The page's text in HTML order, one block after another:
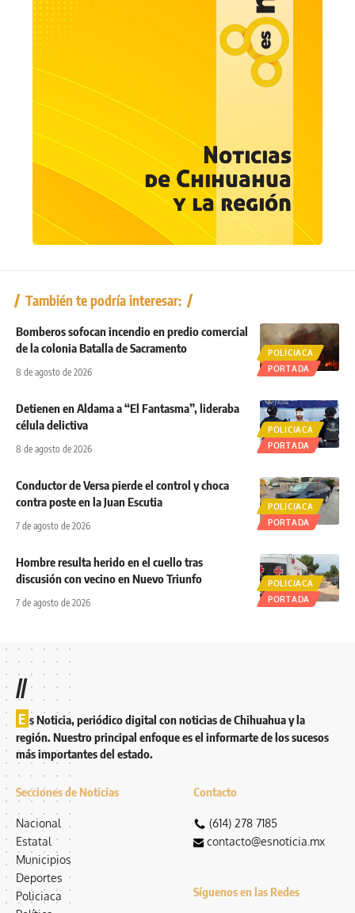
También te podría interesar:
POLICIACA
PORTADA
Bomberos sofocan incendio en predio comercial
de la colonia Batalla de Sacramento
8 de agosto de 2026
POLICIACA
PORTADA
Detienen en Aldama a “El Fantasma”, lideraba
célula delictiva
8 de agosto de 2026
POLICIACA
PORTADA
Conductor de Versa pierde el control y choca
contra poste en la Juan Escutia
7 de agosto de 2026
POLICIACA
PORTADA
Hombre resulta herido en el cuello tras
discusión con vecino en Nuevo Triunfo
7 de agosto de 2026
//
E s Noticia, periódico digital con noticias de Chihuahua y la
región. Nuestro principal enfoque es el informarte de los sucesos
más importantes del estado.
Secciones de Noticias
Nacional
Estatal
Municipios
Deportes
Policiaca
Contacto
(614) 278 7185
contacto@esnoticia.mx
Síguenos en las Redes